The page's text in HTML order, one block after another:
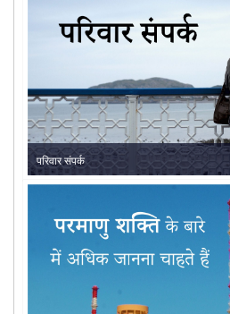
11/02/2026प्रेस विज्ञप्ति -
पर प्रचालन ...
18/11/2025प्रेस विज्ञप्ति -
राज्य विद्यु...
16/07/2026 कुडनकुलम न्यूक्लियर
(केकेएनपीपी) के सं...
16/06/2026कुडनकुलम परमाणु
undefined
परिवार संपर्क